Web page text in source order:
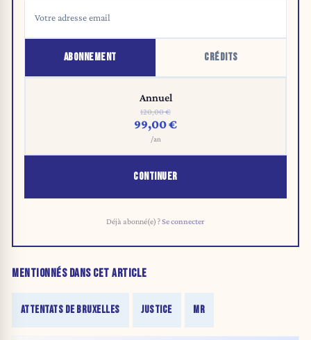
ABONNEMENT CRÉDITS
Annuel
120,00 €
99,00 €
/an
CONTINUER
Déjà abonné(e) ?Se connecter
MENTIONNÉS DANS CET ARTICLE
ATTENTATS DE BRUXELLES JUSTICE MR